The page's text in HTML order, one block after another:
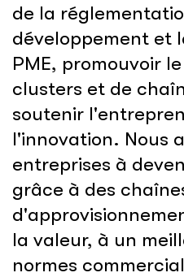
de la
développement et
PME, promouvoir
clusters et de
soutenir
l'innovation. Nous
entreprises à
grâce à des
la valeur, à un
normes